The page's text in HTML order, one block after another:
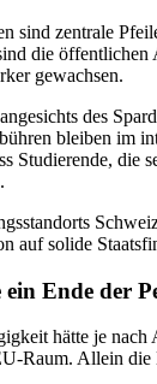
sind zentrale
die
gewachsen.
des
bleiben im
Studierende, die
auf solide
ein Ende der
hätte je
Raum. Allein